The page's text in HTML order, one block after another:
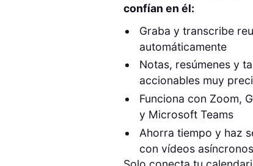
confían en él:
Graba y transcribe
automáticamente
Notas, resúmenes y
accionables muy
Funciona con Zoom,
y Microsoft Teams
Ahorra tiempo y haz
con vídeos